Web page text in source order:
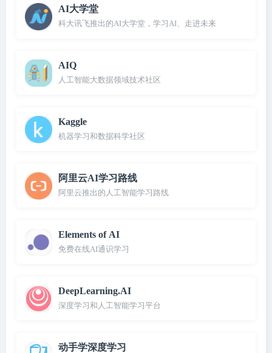
AI大学堂
科大讯飞推出的AI大学堂，学习AI、走进未来
AIQ
人工智能大数据领域技术社区
Kaggle
机器学习和数据科学社区
阿里云AI学习路线
阿里云推出的人工智能学习路线
Elements of AI
免费在线AI通识学习
DeepLearning.AI
深度学习和人工智能学习平台
动手学深度学习